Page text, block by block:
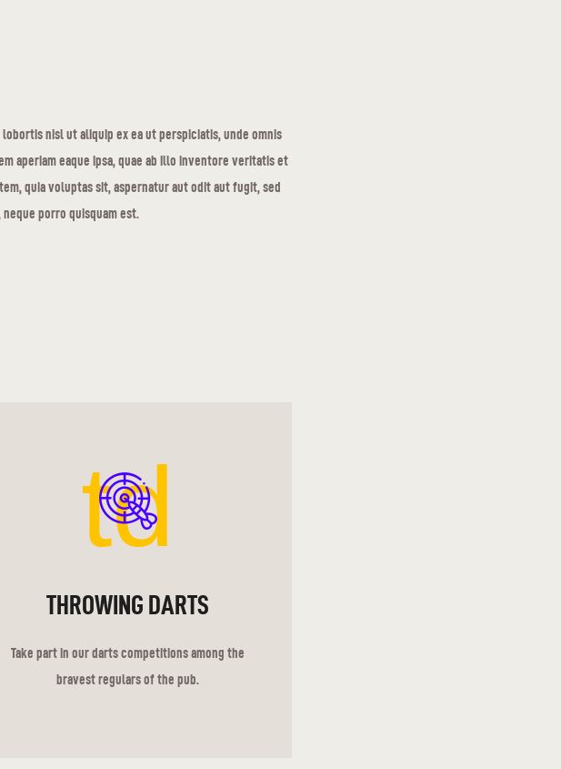
nisl ut aliquip ex ea ut perspiciatis, unde omnis
aperiam eaque ipsa, quae ab illo inventore veritatis et
quia voluptas sit, aspernatur aut odit aut fugit, sed
porro quisquam est.
td
THROWING DARTS
Take part in our darts competitions among the
bravest regulars of the pub.